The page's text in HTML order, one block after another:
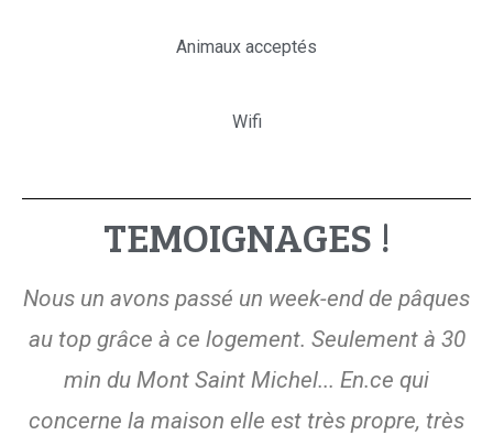
Animaux acceptés
Wifi
TEMOIGNAGES !
Nous un avons passé un week-end de pâques
au top grâce à ce logement. Seulement à 30
min du Mont Saint Michel... En.ce qui
concerne la maison elle est très propre, très